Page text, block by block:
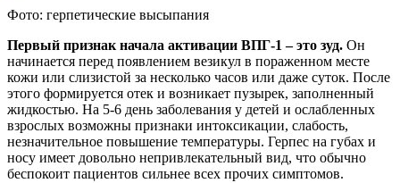
Фото: герпетические высыпания
Первый признак начала активации ВПГ-1 – это зуд. Он
начинается перед появлением везикул в пораженном месте
кожи или слизистой за несколько часов или даже суток. После
этого формируется отек и возникает пузырек, заполненный
жидкостью. На 5-6 день заболевания у детей и ослабленных
взрослых возможны признаки интоксикации, слабость,
незначительное повышение температуры. Герпес на губах и
носу имеет довольно непривлекательный вид, что обычно
беспокоит пациентов сильнее всех прочих симптомов.